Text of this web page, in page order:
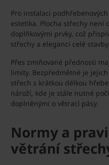
Pro instalaci
estetika. Plocha střechy není
doplňkovými prvky, což
střechy a eleganci celé stavby.
Přes zmiňované přednosti
limity. Bezpředmětné je
střech s krátkou délkou
nároží, kde je stále nutné
doplněnými o větrací pásy.
Normy a
větrání